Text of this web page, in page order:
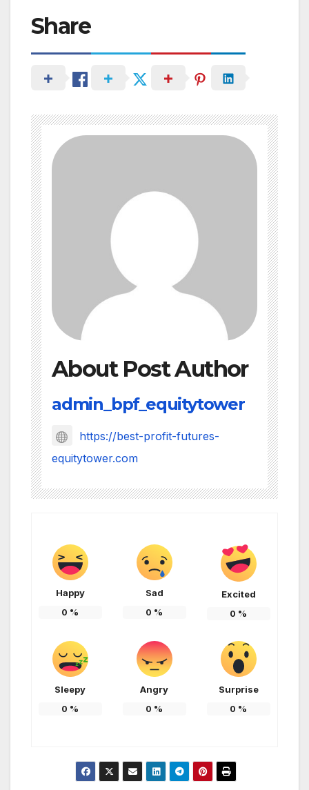
Share
About Post Author
admin_bpf_equitytower
https://best-profit-futures-
equitytower.com
Happy
0 %
Sad
0 %
Excited
0 %
Sleepy
0 %
Angry
0 %
Surprise
0 %